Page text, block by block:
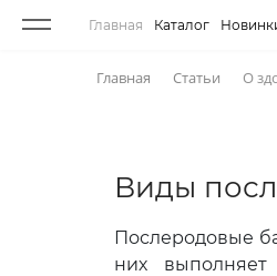
Главная Каталог
Главная Статьи О
Виды
Послеродовые
них